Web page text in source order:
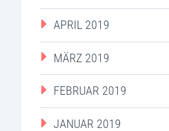
APRIL 2019
MÄRZ 2019
FEBRUAR 2019
JANUAR 2019